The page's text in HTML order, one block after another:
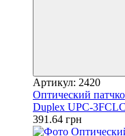
Артикул: 2420
Оптический
Duplex UPC-
391.64 грн